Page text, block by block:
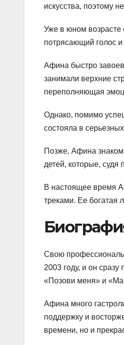
искусства, поэтому
Уже в юном возрасте
потрясающий голос
Афина быстро
занимали верхние
переполняющая
Однако, помимо
состояла в
Позже, Афина
детей, которые, судя
В настоящее время
треками. Ее богатая
Свою
2003 году, и он
«Позови меня» и
Афина много
поддержку и
времени, но и